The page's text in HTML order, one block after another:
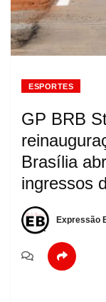
ESPORTES
GP BRB
Brasília
ingressos
Expressão